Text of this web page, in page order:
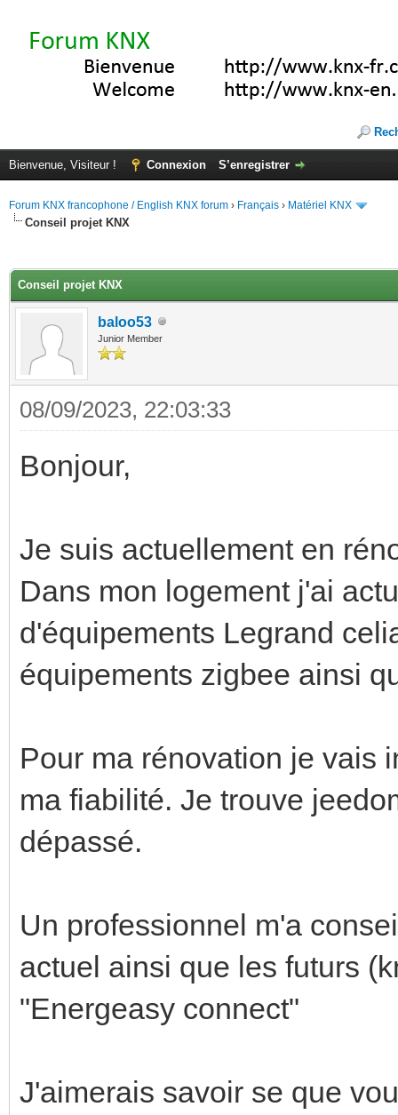
Bienvenue, Visiteur ! Connexion S’enregistrer
Forum KNX francophone / English KNX forum › Français › Matériel KNX
Conseil projet KNX
Conseil projet KNX
baloo53
Junior Member
08/09/2023, 22:03:33
Bonjour,
Je suis actuellement en
Dans mon logement j'ai
d'équipements Legrand
équipements zigbee ainsi
Pour ma rénovation je vais
ma fiabilité. Je trouve
dépassé.
Un professionnel m'a
actuel ainsi que les futurs
"Energeasy connect"
J'aimerais savoir se que